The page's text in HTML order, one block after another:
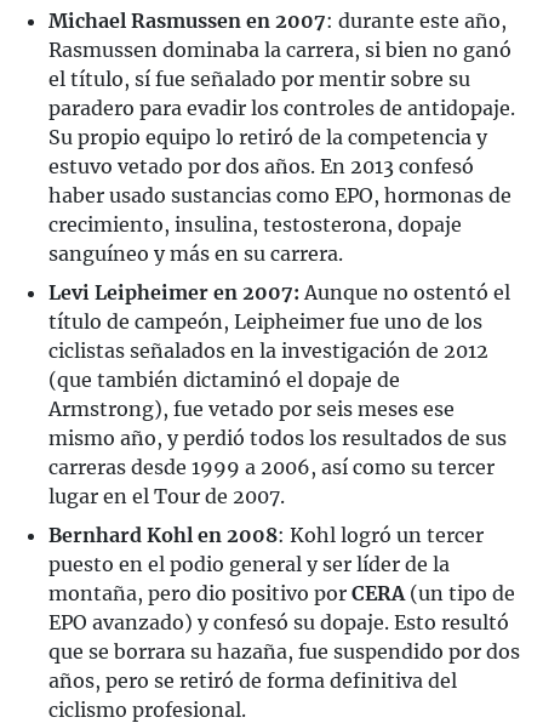
Michael Rasmussen en 2007: durante este año,
Rasmussen dominaba la carrera, si bien no ganó
el título, sí fue señalado por mentir sobre su
paradero para evadir los controles de antidopaje.
Su propio equipo lo retiró de la competencia y
estuvo vetado por dos años. En 2013 confesó
haber usado sustancias como EPO, hormonas de
crecimiento, insulina, testosterona, dopaje
sanguíneo y más en su carrera.
Levi Leipheimer en 2007: Aunque no ostentó el
título de campeón, Leipheimer fue uno de los
ciclistas señalados en la investigación de 2012
(que también dictaminó el dopaje de
Armstrong), fue vetado por seis meses ese
mismo año, y perdió todos los resultados de sus
carreras desde 1999 a 2006, así como su tercer
lugar en el Tour de 2007.
Bernhard Kohl en 2008: Kohl logró un tercer
puesto en el podio general y ser líder de la
montaña, pero dio positivo por CERA (un tipo de
EPO avanzado) y confesó su dopaje. Esto resultó
que se borrara su hazaña, fue suspendido por dos
años, pero se retiró de forma definitiva del
ciclismo profesional.